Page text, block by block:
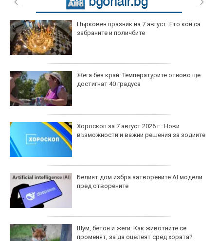
Църковен празник на 7 август: Ето кои са
забраните и поличбите
Жега без край: Температурите отново ще
достигнат 40 градуса
Хороскоп за 7 август 2026 г.: Нови
възможности и важни решения за зодиите
Белият дом избра затворените AI модели
пред отворените
Шум, бетон и жеги: Как животните се
променят, за да оцелеят сред хората?